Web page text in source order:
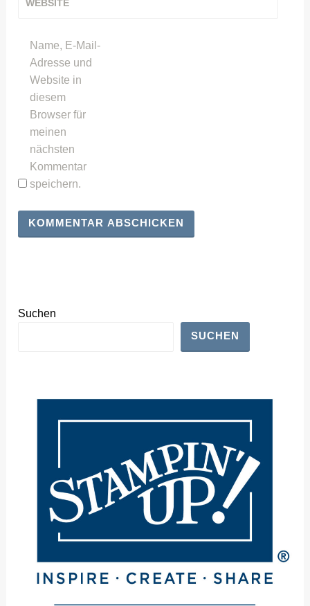
WEBSITE
Name, E-Mail-
Adresse und
Website in
diesem
Browser für
meinen
nächsten
Kommentar
speichern.
Suchen
SUCHEN